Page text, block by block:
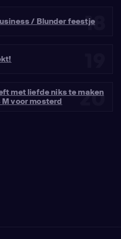
18
/ Blunder feestje
20
met liefde niks te maken
M voor mosterd